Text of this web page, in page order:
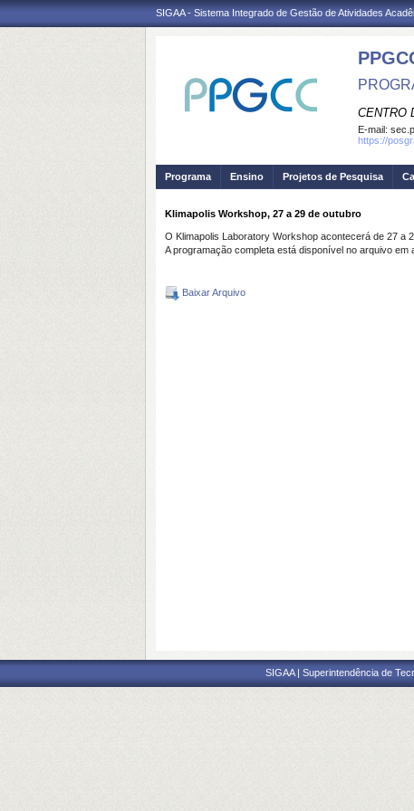
SIGAA - Sistema Integrado de Gestão de Atividades
CENTRO
E-mail:
https://
Programa Ensino Projetos de Pesquisa
Klimapolis Workshop, 27 a 29 de outubro
O Klimapolis Laboratory Workshop acontecerá de 27 a
A programação completa está disponível no arquivo em
Baixar Arquivo
SIGAA | Superintendência de